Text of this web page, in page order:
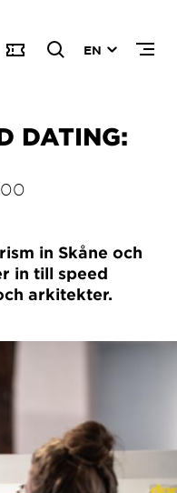
EN
DATING:
in Skåne och
in till speed
arkitekter.